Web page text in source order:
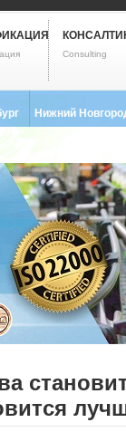
Consulting
Нижний